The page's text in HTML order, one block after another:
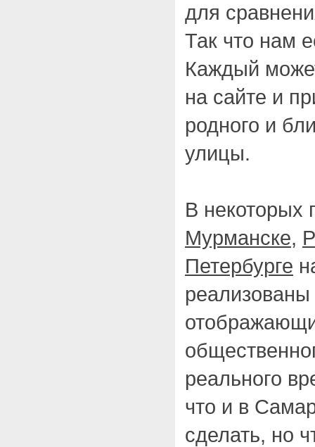
для
Так что нам
Каждый
на сайте и
родного и
улицы.
В некоторых
Мурманске,
Петербурге
реального
что и в
сделать, но